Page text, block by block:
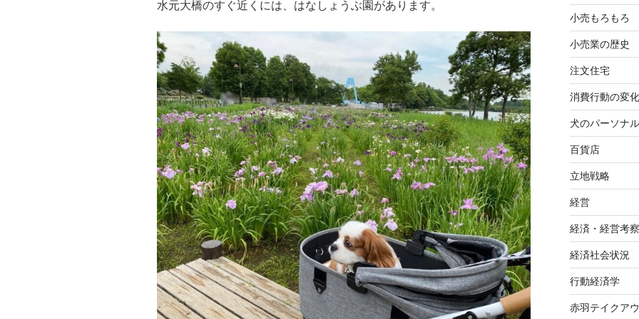
水元大橋のすぐ近くには、はなしょうぶ園があります。
小売もろもろ
小売業の歴史
注文住宅
消費行動の変化
犬のパーソナ
百貨店
立地戦略
経営
経済・経営考察
経済社会状況
行動経済学
赤羽テイクア